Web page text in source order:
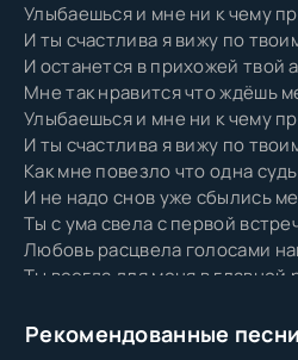
Улыбаешься и мне ни к чему
И ты счастлива я вижу по
И останется в прихожей твой
Мне так нравится что ждёшь
Улыбаешься и мне ни к чему
И ты счастлива я вижу по
Как мне повезло что одна
И не надо снов уже сбылись
Ты с ума свела с первой
Любовь расцвела голосами
Ты всегда для меня в главной
Для тебя цветов миллионы
Рекомендованные песни